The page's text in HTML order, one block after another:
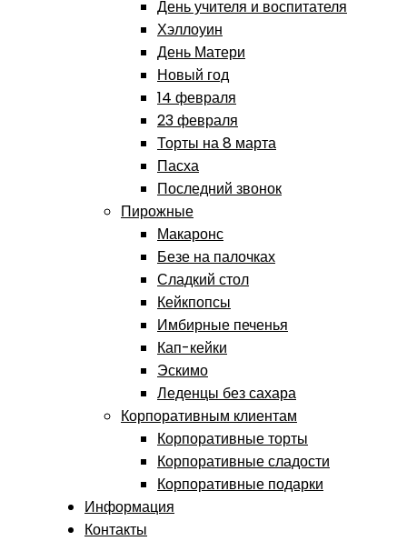
День учителя и воспитателя
Хэллоуин
День Матери
Новый год
14 февраля
23 февраля
Торты на 8 марта
Пасха
Последний звонок
Пирожные
Макаронс
Безе на палочках
Сладкий стол
Кейкпопсы
Имбирные печенья
Кап-кейки
Эскимо
Леденцы без сахара
Корпоративным клиентам
Корпоративные торты
Корпоративные сладости
Корпоративные подарки
Информация
Контакты